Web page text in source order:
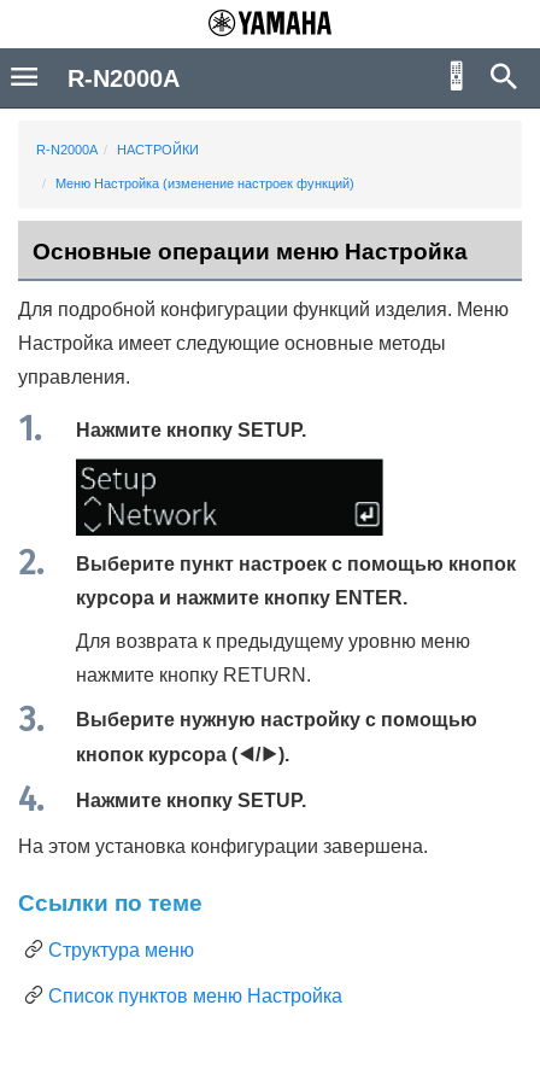
R-N2000A НАСТРОЙКИ
Меню Настройка (изменение настроек функций)
Основные операции меню Настройка
Для подробной конфигурации функций изделия. Меню
Настройка имеет следующие основные методы
управления.
Нажмите кнопку SETUP.
Выберите пункт настроек с помощью кнопок
курсора и нажмите кнопку ENTER.
Для возврата к предыдущему уровню меню
нажмите кнопку RETURN .
Выберите нужную настройку с помощью
кнопок курсора (e/r).
Нажмите кнопку SETUP.
На этом установка конфигурации завершена.
Ссылки по теме
Структура меню
Список пунктов меню Настройка
R-N2000A